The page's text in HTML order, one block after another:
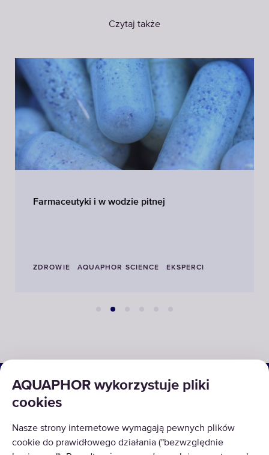
Czytaj także
Farmaceutyki i w wodzie pitnej
ZDROWIE AQUAPHOR SCIENCE EKSPERCI
AQUAPHOR wykorzystuje pliki
cookies
Nasze strony internetowe wymagają pewnych plików
cookie do prawidłowego działania ("bezwzględnie
PRODUKTY
O NAS